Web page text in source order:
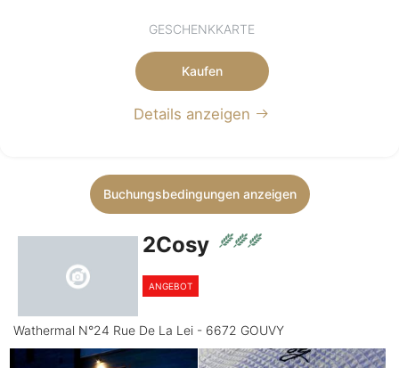
GESCHENKKARTE
Kaufen
Details anzeigen
Buchungsbedingungen anzeigen
2Cosy
ANGEBOT
Wathermal N°24 Rue De La Lei - 6672 GOUVY